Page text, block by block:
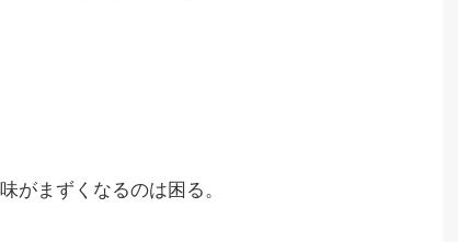
がまずくなるのは困る。